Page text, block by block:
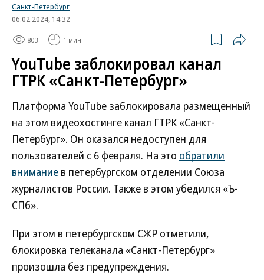
Санкт-Петербург
06.02.2024, 14:32
803 1 мин.
YouTube заблокировал канал
ГТРК «Санкт-Петербург»
Платформа YouTube заблокировала размещенный
на этом видеохостинге канал ГТРК «Санкт-
Петербург». Он оказался недоступен для
пользователей с 6 февраля. На это обратили
внимание в петербургском отделении Союза
журналистов России. Также в этом убедился «Ъ-
СПб».
При этом в петербургском СЖР отметили,
блокировка телеканала «Санкт-Петербург»
произошла без предупреждения.